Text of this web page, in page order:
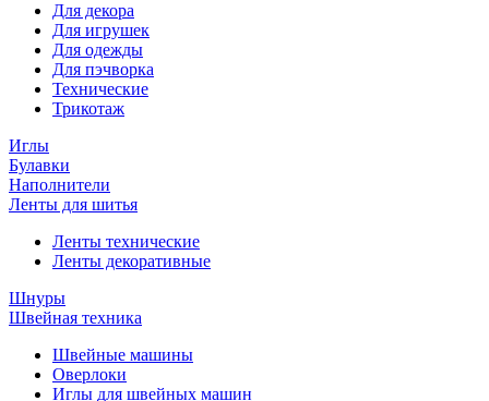
Для декора
Для игрушек
Для одежды
Для пэчворка
Технические
Трикотаж
Иглы
Булавки
Наполнители
Ленты для шитья
Ленты технические
Ленты декоративные
Шнуры
Швейная техника
Швейные машины
Оверлоки
Иглы для швейных машин